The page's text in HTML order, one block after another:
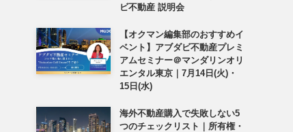
ビ不動産 説明会
【オクマン編集部のおすすめイ
ベント】アブダビ不動産プレミ
アムセミナー＠マンダリンオリ
エンタル東京｜7月14日(火)・
15日(水)
海外不動産購入で失敗しない5
つのチェックリスト｜所有権・